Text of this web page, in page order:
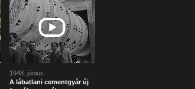
1948. június
A lábatlani cementgyár új